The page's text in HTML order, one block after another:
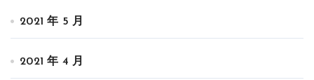
2021 年 5 月
2021 年 4 月